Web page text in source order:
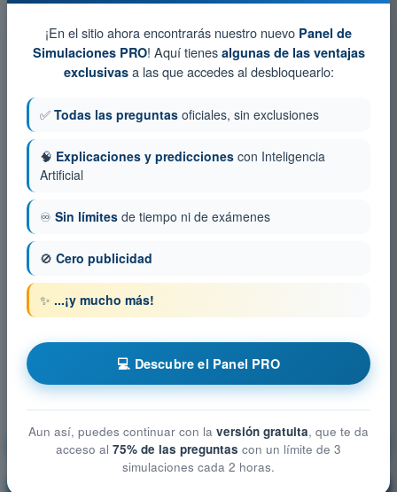
Privacidad y protección de datos
¡En el sitio ahora encontrarás nuestro nuevo Panel de
Simulaciones PRO! Aquí tienes algunas de las ventajas
exclusivasa las que accedes al desbloquearlo:
✅ Todas las preguntas oficiales, sin exclusiones
🧠 Explicaciones y predicciones con Inteligencia
Artificial
♾️ Sin límites de tiempo ni de exámenes
🚫 Cero publicidad
✨ ...¡y mucho más!
💻 Descubre el Panel PRO
Aun así, puedes continuar con la versión gratuita, que te da
acceso al 75% de las preguntas con un límite de 3
simulaciones cada 2 horas.